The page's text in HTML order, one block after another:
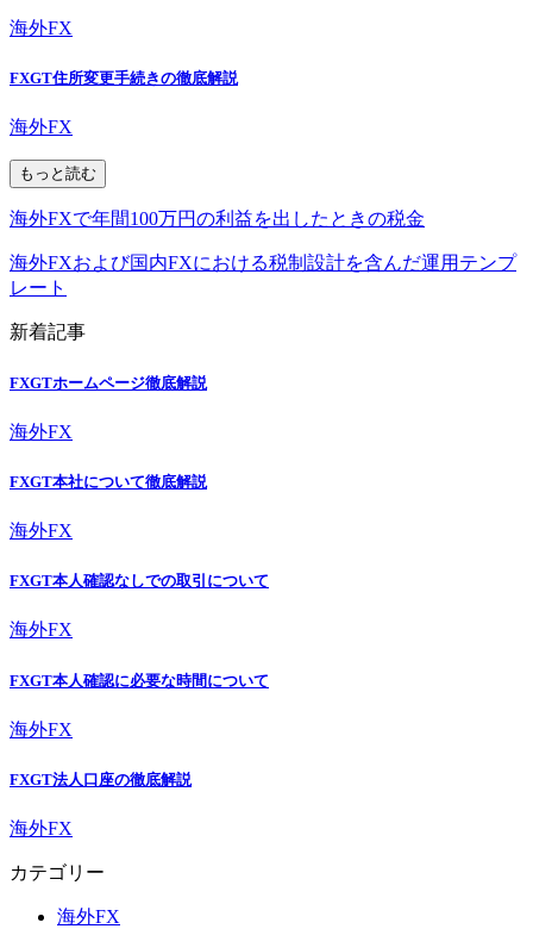
海外FX
FXGT住所変更手続きの徹底解説
海外FX
もっと読む
海外FXで年間100万円の利益を出したときの税金
海外FXおよび国内FXにおける税制設計を含んだ運用テンプ
レート
新着記事
FXGTホームページ徹底解説
海外FX
FXGT本社について徹底解説
海外FX
FXGT本人確認なしでの取引について
海外FX
FXGT本人確認に必要な時間について
海外FX
FXGT法人口座の徹底解説
海外FX
カテゴリー
海外FX